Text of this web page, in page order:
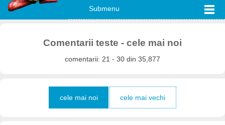
Submenu
Comentarii teste - cele mai noi
comentarii: 21 - 30 din 35,877
cele mai noi cele mai vechi